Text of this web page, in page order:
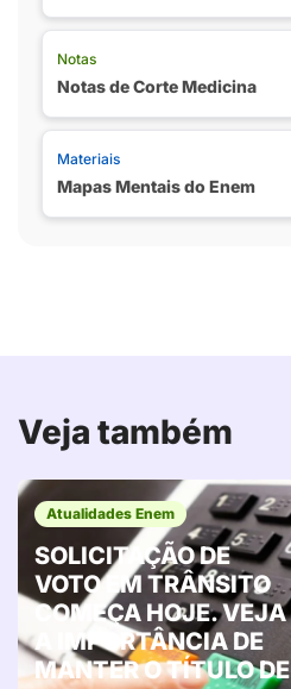
Notas
Notas de Corte Medicina
Materiais
Mapas Mentais do Enem
Veja também
Atualidades Enem
SOLICITAÇÃO DE
VOTO EM TRÂNSITO
COMEÇA HOJE. VEJA
A IMPORTÂNCIA DE
MANTER O TÍTULO DE